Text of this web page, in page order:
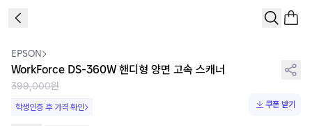
EPSON
WorkForce DS-360W 핸디형 양면 고속 스캐너
399,000원
학생인증 후 가격 확인 쿠폰 받기